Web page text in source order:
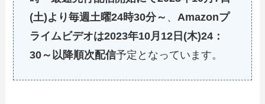
(土)より毎週土曜24時30分～ 、 Amazonプ
ライムビデオは2023年10月12日(木)24：
30～以降順次配信予定となっています。